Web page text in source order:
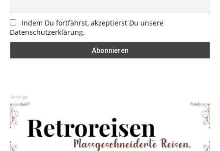
Indem Du fortfährst, akzeptierst Du unsere
Datenschutzerklärung.
Anzeige